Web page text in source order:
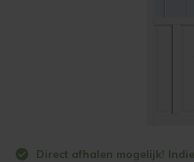
Direct afhalen mogelijk!